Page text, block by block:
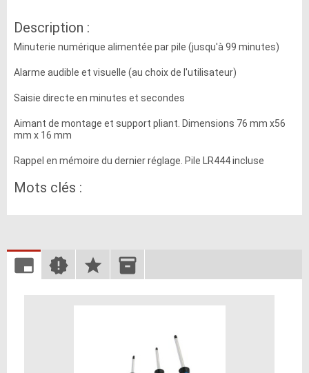
Description :
Minuterie numérique alimentée par pile (jusqu'à 99 minutes)
Alarme audible et visuelle (au choix de l'utilisateur)
Saisie directe en minutes et secondes
Aimant de montage et support pliant. Dimensions 76 mm x56
mm x 16 mm
Rappel en mémoire du dernier réglage. Pile LR444 incluse
Mots clés :